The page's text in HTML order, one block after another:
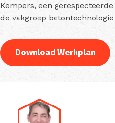
Kempers, een
de vakgroep
Download Werkplan